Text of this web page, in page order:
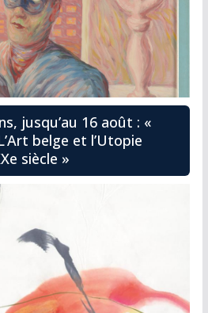
jusqu’au 16 août : «
belge et l’Utopie
siècle »